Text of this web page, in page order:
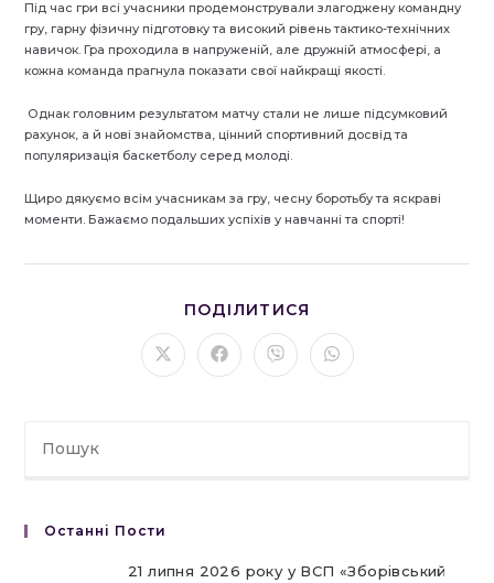
Під час гри всі учасники продемонстрували злагоджену командну
гру, гарну фізичну підготовку та високий рівень тактико-технічних
навичок. Гра проходила в напруженій, але дружній атмосфері, а
кожна команда прагнула показати свої найкращі якості.
Однак головним результатом матчу стали не лише підсумковий
рахунок, а й нові знайомства, цінний спортивний досвід та
популяризація баскетболу серед молоді.
Щиро дякуємо всім учасникам за гру, чесну боротьбу та яскраві
моменти. Бажаємо подальших успіхів у навчанні та спорті!
ПОДІЛИТИСЯ
ЦИМ
ВМІСТОМ
Відкрити
в
Відкрити
в
Відкрити
в
Відкрити
в
Останні Пости
21 липня 2026 року у ВСП «Зборівський